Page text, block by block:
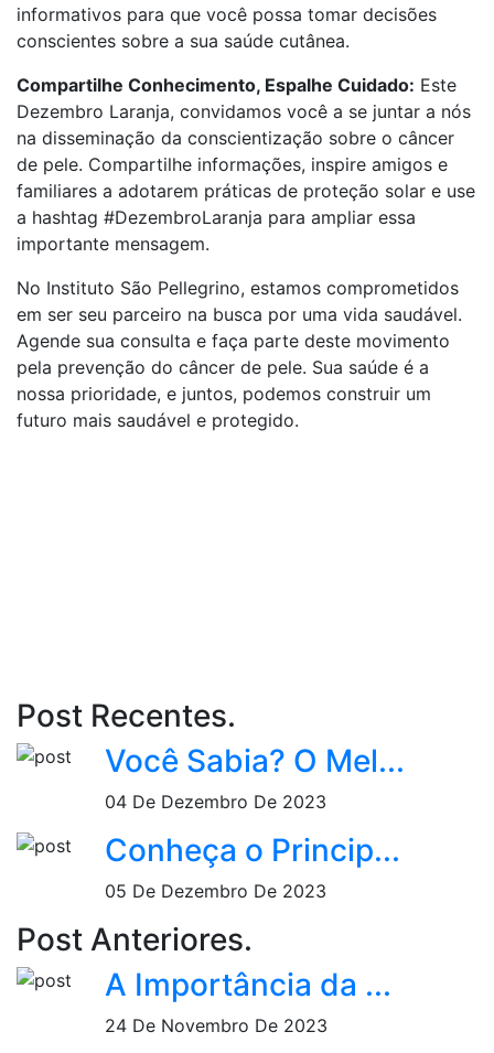
informativos para que você possa tomar decisões
conscientes sobre a sua saúde cutânea.
Compartilhe Conhecimento, Espalhe Cuidado: Este
Dezembro Laranja, convidamos você a se juntar a nós
na disseminação da conscientização sobre o câncer
de pele. Compartilhe informações, inspire amigos e
familiares a adotarem práticas de proteção solar e use
a hashtag #DezembroLaranja para ampliar essa
importante mensagem.
No Instituto São Pellegrino, estamos comprometidos
em ser seu parceiro na busca por uma vida saudável.
Agende sua consulta e faça parte deste movimento
pela prevenção do câncer de pele. Sua saúde é a
nossa prioridade, e juntos, podemos construir um
futuro mais saudável e protegido.
Post Recentes.
Você Sabia? O Mel...
04 De Dezembro De 2023
Conheça o Princip...
05 De Dezembro De 2023
Post Anteriores.
A Importância da ...
24 De Novembro De 2023